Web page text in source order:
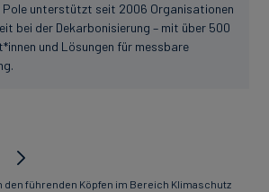
Pole unterstützt seit 2006 Organisationen
bei der Dekarbonisierung – mit über 500
und Lösungen für messbare
den führenden Köpfen im Bereich Klimaschutz